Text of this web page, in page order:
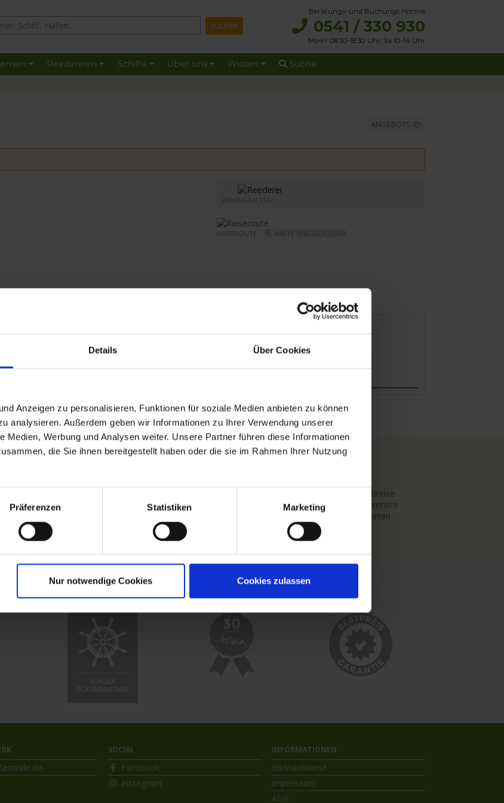
Details Über Cookies
Anzeigen zu personalisieren, Funktionen für soziale Medien anbieten zu können
analysieren. Außerdem geben wir Informationen zu Ihrer Verwendung unserer
Medien, Werbung und Analysen weiter. Unsere Partner führen diese Informationen
die Sie ihnen bereitgestellt haben oder die sie im Rahmen Ihrer Nutzung
Präferenzen Statistiken Marketing
Nur notwendige Cookies Cookies zulassen
Beratungs- und Buchungs Hotline
0541 / 330 930
Mo-Fr 08:30-18:30 Uhr, Sa 10-14 Uhr
Reedereien Schiffe Über uns Wissen Suche
ANGEBOTS-ID:
REISEROUTE -
01.01.1970
Amazonas
A-ROSA Aqua
MS Elegant Lady
MS VistaExplorer
Flussreisen mit An- und Abreise
Deutschsprachiger Gästeservice
Last Minute Flusskreuzfahrten
Flussreisen mit Rad
Kreuzfahrthäfen
SOCIAL
Facebook
Instagram
INFORMATIONEN
Bildnachweise
Impressum
AGB